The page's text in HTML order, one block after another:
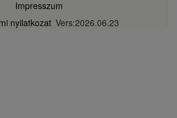
Impresszum
nyilatkozat Vers:2026.06.23